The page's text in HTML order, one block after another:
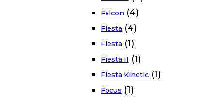
Falcon (4)
Fiesta (4)
Fiesta (1)
Fiesta II (1)
Fiesta Kinetic (1)
Focus (1)